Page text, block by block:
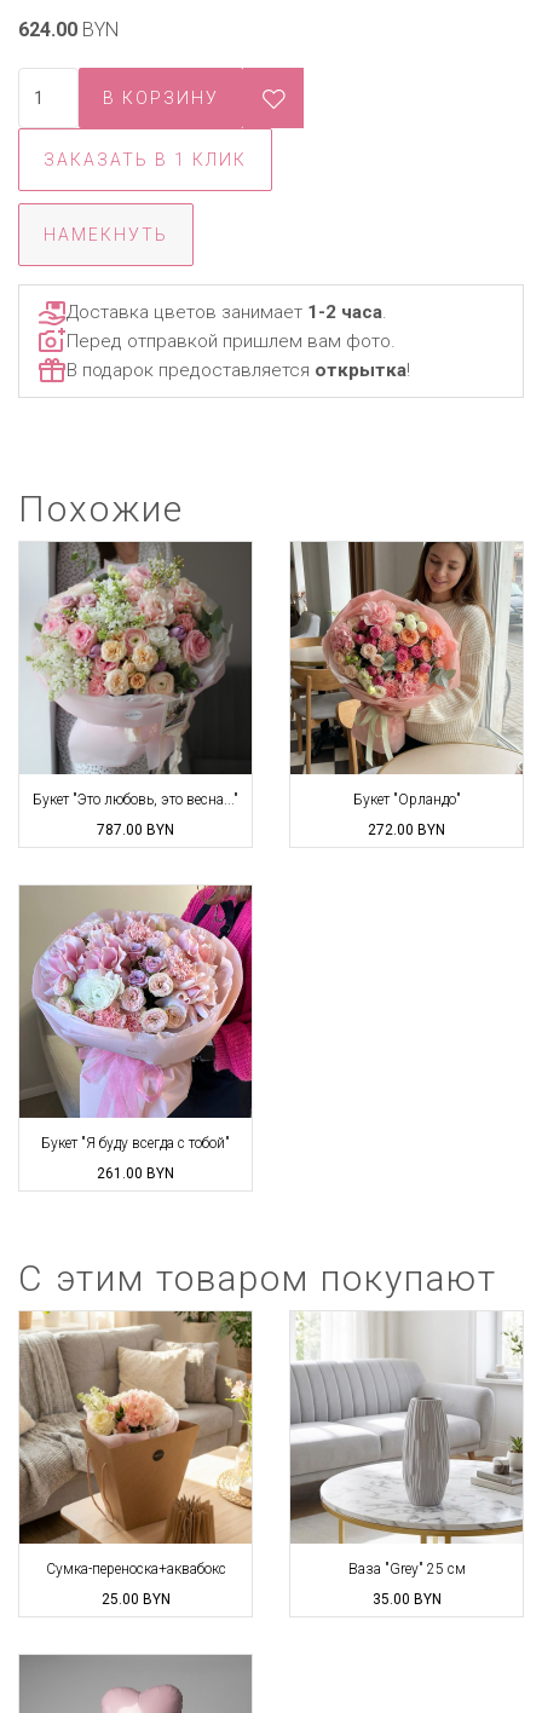
624.00 BYN
ЗАКАЗАТЬ В 1 КЛИК
НАМЕКНУТЬ
Доставка цветов занимает 1-2 часа.
Перед отправкой пришлем вам фото.
В подарок предоставляется открытка!
Похожие
Букет "Это любовь, это весна..."
787.00 BYN
Букет "Орландо"
272.00 BYN
Букет "Я буду всегда с тобой"
261.00 BYN
С этим товаром покупают
Сумка-переноска+аквабокс
25.00 BYN
Ваза "Grey" 25 см
35.00 BYN